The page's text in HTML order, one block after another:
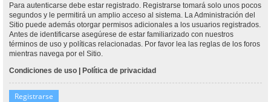
Para autenticarse debe estar registrado. Registrarse tomará solo unos pocos
segundos y le permitirá un amplio acceso al sistema. La Administración del
Sitio puede además otorgar permisos adicionales a los usuarios registrados.
Antes de identificarse asegúrese de estar familiarizado con nuestros
términos de uso y políticas relacionadas. Por favor lea las reglas de los foros
mientras navega por el Sitio.
Condiciones de uso | Política de privacidad
Registrarse